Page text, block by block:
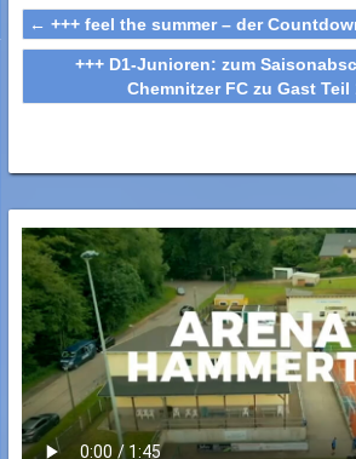
← +++ feel the summer – der
+++ D1-Junioren: zum
Chemnitzer FC zu Gast Teil